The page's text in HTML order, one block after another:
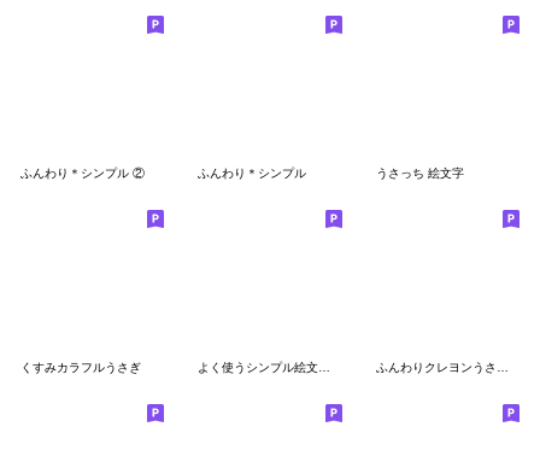
ふんわり＊シンプル ② ふんわり＊シンプル うさっち 絵文字
くすみカラフルうさぎ よく使うシンプル絵文字(2) ふんわりクレヨンうさぎ絵文字